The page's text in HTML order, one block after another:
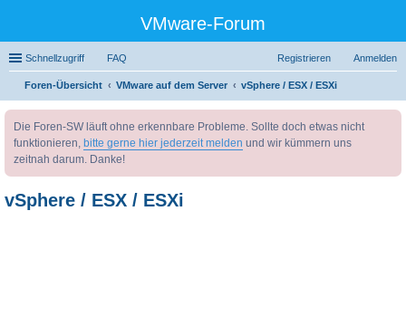
VMware-Forum
Schnellzugriff FAQ Anmelden
Registrieren
Foren-Übersicht VMware auf dem Server
vSphere / ESX / ESXi
Die Foren-SW läuft ohne erkennbare Probleme. Sollte doch etwas nicht
funktionieren, bitte gerne hier jederzeit melden und wir kümmern uns
zeitnah darum. Danke!
vSphere / ESX / ESXi